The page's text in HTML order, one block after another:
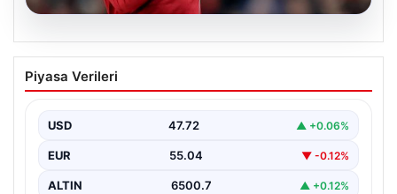
05.08.2026
Beşiktaş’tan Mohamed Salah sonrası
dev hamle!
Piyasa Verileri
USD 47.72 ▲ +0.06%
EUR 55.04 ▼ -0.12%
ALTIN 6500.7 ▲ +0.12%